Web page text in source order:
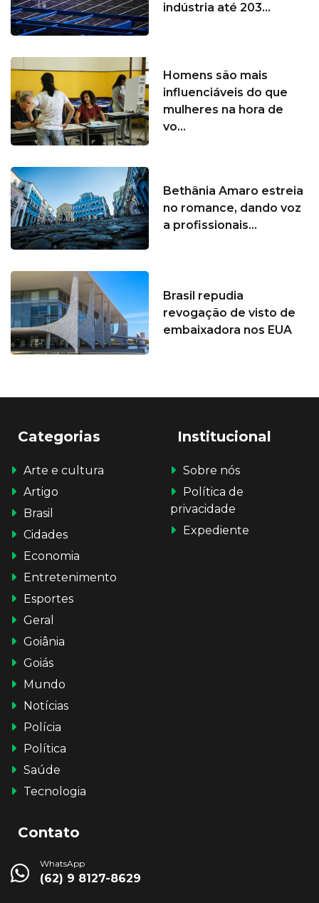
indústria até 203...
Homens são mais
influenciáveis do que
mulheres na hora de
vo...
Bethânia Amaro estreia
no romance, dando voz
a profissionais...
Brasil repudia
revogação de visto de
embaixadora nos EUA
Categorias
Arte e cultura
Artigo
Brasil
Cidades
Economia
Entretenimento
Esportes
Geral
Goiânia
Goiás
Mundo
Notícias
Polícia
Política
Saúde
Tecnologia
Institucional
Sobre nós
Política de
privacidade
Expediente
Contato
WhatsApp
(62) 9 8127-8629